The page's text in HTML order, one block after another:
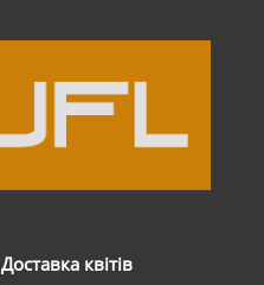
Доставка квітів